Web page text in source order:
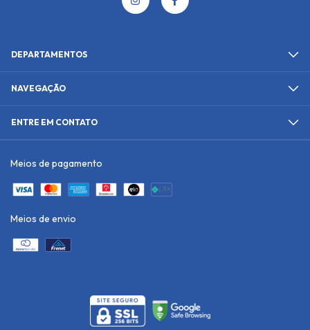
DEPARTAMENTOS
NAVEGAÇÃO
ENTRE EM CONTATO
Meios de pagamento
Meios de envio